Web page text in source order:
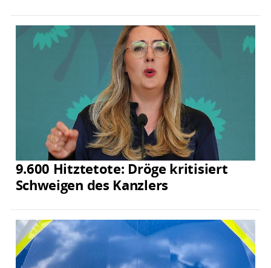
9.600 Hitztetote: Dröge kritisiert
Schweigen des Kanzlers